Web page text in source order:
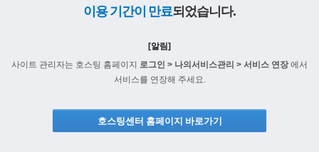
이용 기간이 만료되었습니다.
[알림]
사이트 관리자는 호스팅 홈페이지 로그인 > 나의서비스관리 > 서비스 연장에서
서비스를 연장해 주세요.
호스팅센터 홈페이지 바로가기